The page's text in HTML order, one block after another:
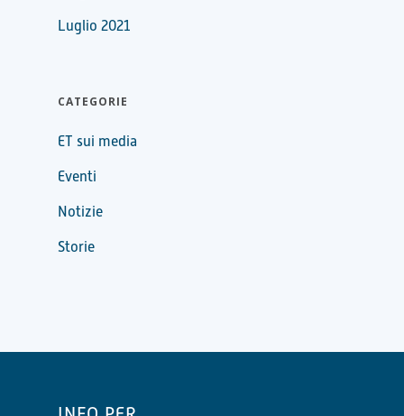
Luglio 2021
CATEGORIE
ET sui media
Eventi
Notizie
Storie